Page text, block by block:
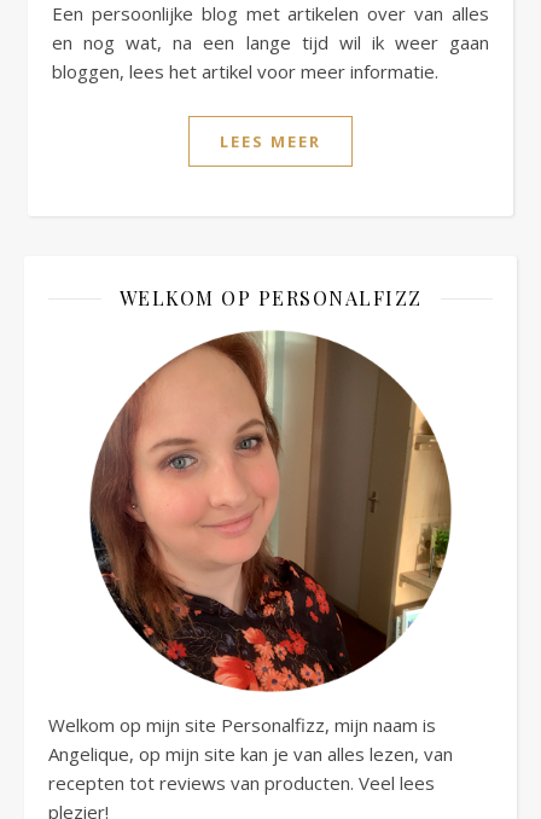
Een persoonlijke blog met artikelen over van alles
en nog wat, na een lange tijd wil ik weer gaan
bloggen, lees het artikel voor meer informatie.
LEES MEER
WELKOM OP PERSONALFIZZ
Welkom op mijn site Personalfizz, mijn naam is
Angelique, op mijn site kan je van alles lezen, van
recepten tot reviews van producten. Veel lees
plezier!